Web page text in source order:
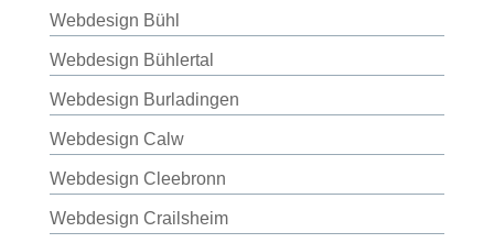
Webdesign Bühl
Webdesign Bühlertal
Webdesign Burladingen
Webdesign Calw
Webdesign Cleebronn
Webdesign Crailsheim